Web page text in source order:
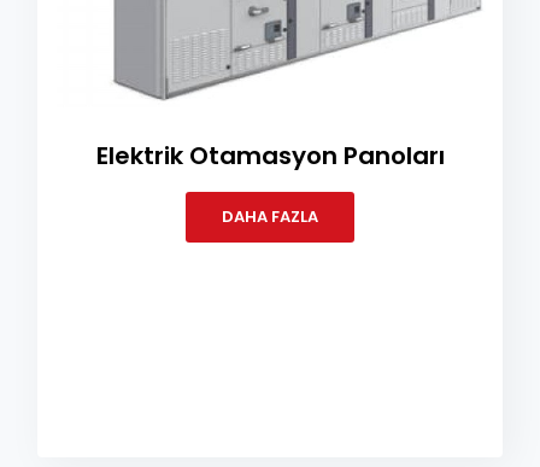
Elektrik Otamasyon Panoları
DAHA FAZLA